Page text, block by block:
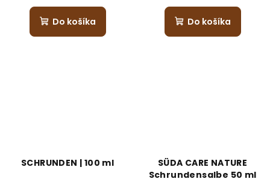
hodnotenie
produktu
Do košíka Do košíka
SCHRUNDEN | 100 ml
SÜDA CARE NATURE
Schrundensalbe 50 ml